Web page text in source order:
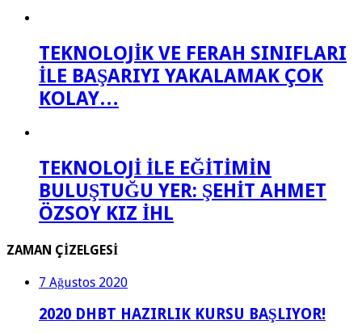
TEKNOLOJİK VE FERAH SINIFLARI
İLE BAŞARIYI YAKALAMAK ÇOK
KOLAY…
TEKNOLOJİ İLE EĞİTİMİN
BULUŞTUĞU YER: ŞEHİT AHMET
ÖZSOY KIZ İHL
ZAMAN ÇİZELGESİ
7 Ağustos 2020
2020 DHBT HAZIRLIK KURSU BAŞLIYOR!